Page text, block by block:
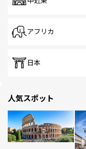
アフリカ
日本
人気スポット